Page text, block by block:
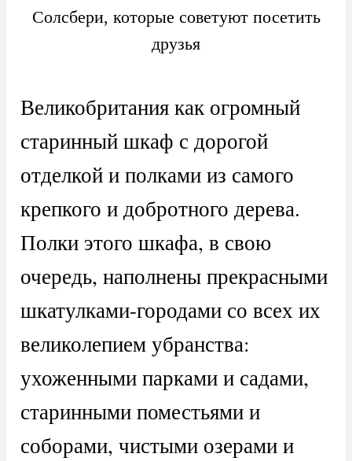
Солсбери, которые советуют посетить
друзья
Великобритания как огромный
старинный шкаф с дорогой
отделкой и полками из самого
крепкого и добротного дерева.
Полки этого шкафа, в свою
очередь, наполнены прекрасными
шкатулками-городами со всех их
великолепием убранства:
ухоженными парками и садами,
старинными поместьями и
соборами, чистыми озерами и